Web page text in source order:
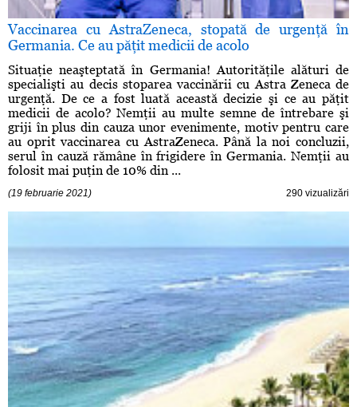
Vaccinarea cu AstraZeneca, stopată de urgenţă în
Germania. Ce au păţit medicii de acolo
Situaţie neaşteptată în Germania! Autorităţile alături de
specialişti au decis stoparea vaccinării cu Astra Zeneca de
urgenţă. De ce a fost luată această decizie şi ce au păţit
medicii de acolo? Nemţii au multe semne de întrebare şi
griji în plus din cauza unor evenimente, motiv pentru care
au oprit vaccinarea cu AstraZeneca. Până la noi concluzii,
serul în cauză rămâne în frigidere în Germania. Nemţii au
folosit mai puţin de 10% din ...
(19 februarie 2021) 290 vizualizări